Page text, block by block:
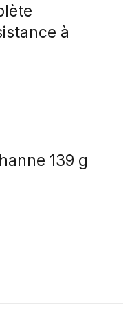
à
139 g